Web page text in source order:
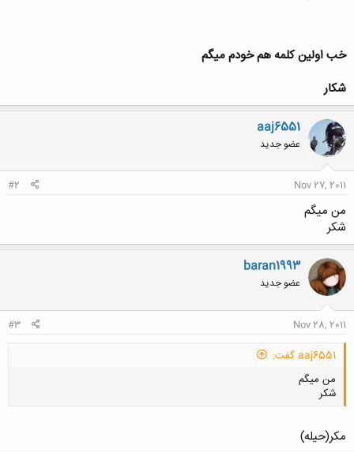
خب اولين كلمه هم خودم ميگم
شكار
aaj6551
عضو جدید
Nov 27, 2011
#2
من میگم
شکر
baran1993
عضو جدید
Nov 28, 2011
#3
aaj6551 گفت:
من میگم
شکر
مکر(حیله)